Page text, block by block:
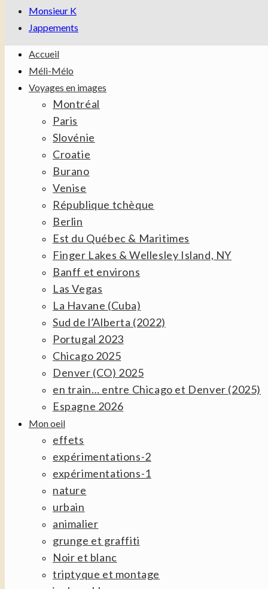
Monsieur K
Jappements
Accueil
Méli-Mélo
Voyages en images
Montréal
Paris
Slovénie
Croatie
Burano
Venise
République tchèque
Berlin
Est du Québec & Maritimes
Finger Lakes & Wellesley Island, NY
Banff et environs
Las Vegas
La Havane (Cuba)
Sud de l’Alberta (2022)
Portugal 2023
Chicago 2025
Denver (CO) 2025
en train… entre Chicago et Denver (2025)
Espagne 2026
Mon oeil
effets
expérimentations-2
expérimentations-1
nature
urbain
animalier
grunge et graffiti
Noir et blanc
triptyque et montage